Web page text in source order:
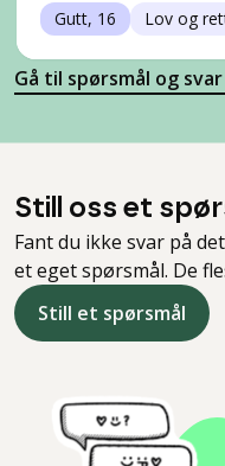
Gutt, 16 Lov og
Gå til spørsmål og svar
Still oss et
Fant du ikke svar på
et eget spørsmål. De
Still et spørsmål